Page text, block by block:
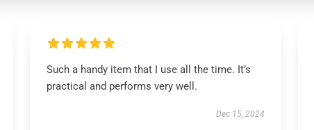
Such a handy item that I use all the time. It’s
practical and performs very well.
Dec 15, 2024